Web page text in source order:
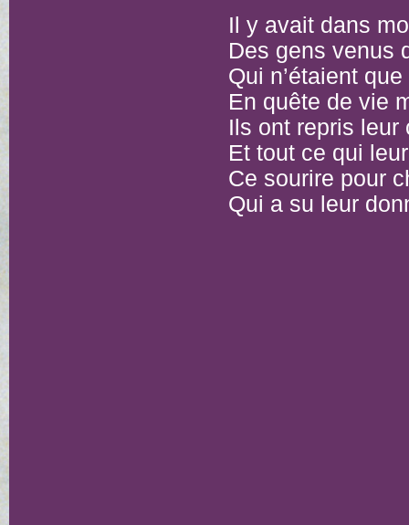
Il y avait dans
Des gens venus
Qui n’étaient
En quête de vie
Ils ont repris leur
Et tout ce qui
Ce sourire pour
Qui a su leur